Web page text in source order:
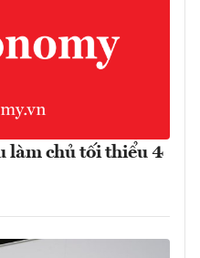
làm chủ tối thiểu 4